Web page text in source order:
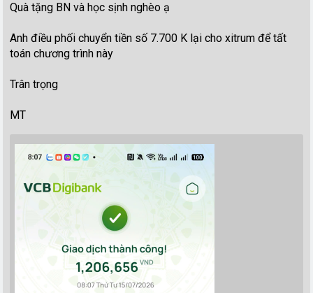
Quà tặng BN và học sịnh nghèo ạ
Anh điều phối chuyển tiền số 7.700 K lại cho xitrum để tất
toán chương trình này
Trân trọng
MT